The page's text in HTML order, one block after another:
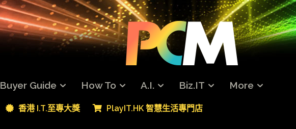
Buyer Guide How To A.I. Biz.IT More
香港 I.T.至專大獎 PlayIT.HK 智慧生活專門店